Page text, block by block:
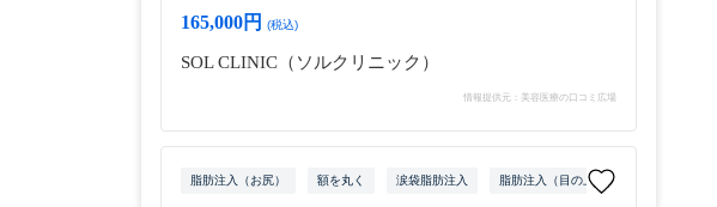
165,000円
(税込)
SOL CLINIC（ソルクリニック）
情報提供元：美容医療の口コミ広場
脂肪注入（お尻） 額を丸く 涙袋脂肪注入 脂肪注入（目の上）